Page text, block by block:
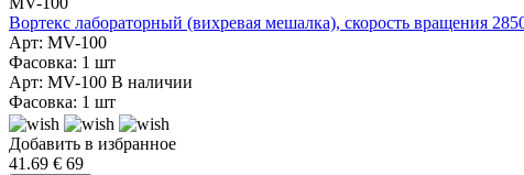
Вортекс лабораторный (вихревая мешалка), скорость вращения
Арт: MV-100
Фасовка: 1 шт
Арт: MV-100 В наличии
Фасовка: 1 шт
Добавить в избранное
41.69 € 69